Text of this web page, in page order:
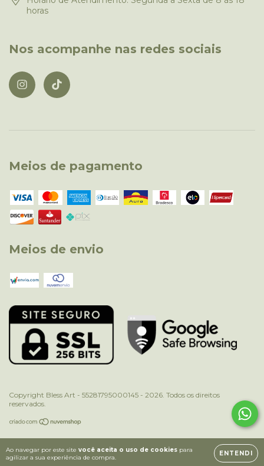
Ao navegar por este site você aceita o uso de cookies para
agilizar a sua experiência de compra.
ENTENDI
horas
Nos acompanhe nas redes sociais
Meios de pagamento
Meios de envio
Copyright Bless Art - 55281795000145 - 2026. Todos os direitos
reservados.